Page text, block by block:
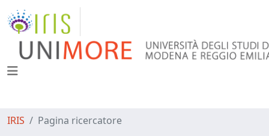
IRIS Pagina ricercatore